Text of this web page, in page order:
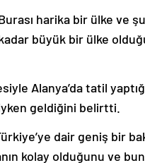
harika bir ülke ve
büyük bir ülke
Alanya’da tatil
geldiğini belirtti.
dair geniş bir
kolay olduğunu ve